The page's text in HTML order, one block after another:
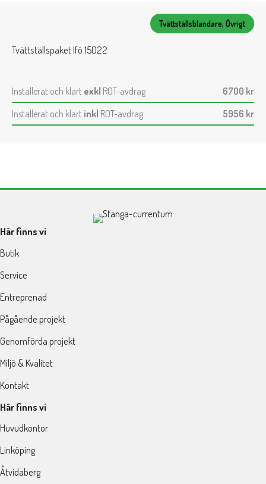
Tvättställsblandare, Övrigt
Tvättställspaket Ifö 15022
Installerat och klart exkl ROT-avdrag 6700 kr
Installerat och klart inkl ROT-avdrag 5956 kr
Här finns vi
Butik
Service
Entreprenad
Pågående projekt
Genomförda projekt
Miljö & Kvalitet
Kontakt
Här finns vi
Huvudkontor
Linköping
Åtvidaberg